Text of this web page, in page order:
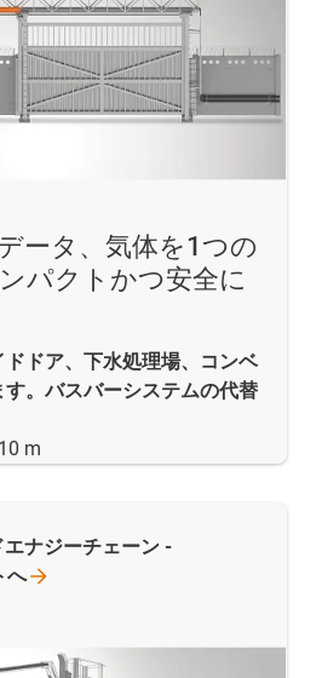
ータ、気体を1つの
パクトかつ安全に
ドア、下水処理場、コンベ
。バスバーシステムの代替
m
ナジーチェーン -
へ